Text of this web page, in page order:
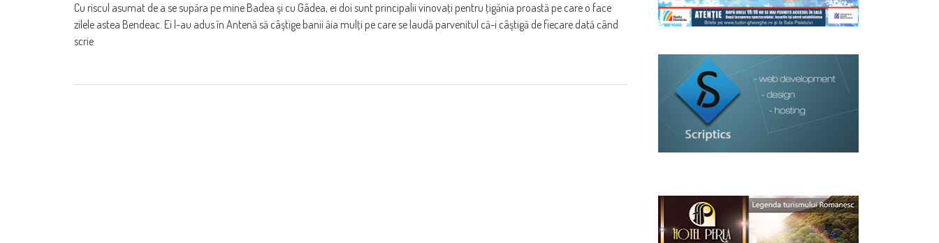
Cu riscul asumat de a se supăra pe mine Badea şi cu Gâdea, ei doi sunt principalii vinovaţi pentru ţigănia proastă pe care o face
zilele astea Bendeac. Ei l-au adus în Antenă să câştige banii ăia mulţi pe care se laudă parvenitul că-i câştigă de fiecare dată când
scrie